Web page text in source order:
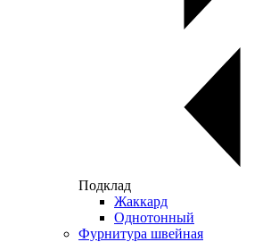
Подклад
Жаккард
Однотонный
Фурнитура швейная